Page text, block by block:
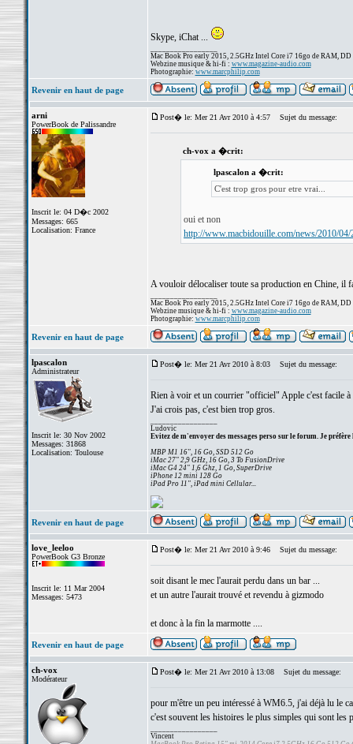
Skype, iChat ...
Mac Book Pro early 2015, 2.5GHz Intel Core i7 16go de RAM, DD
Webzine musique & hi-fi : www.magazine-audio.com
Photographie: www.marcphilip.com
Revenir en haut de page
arni
PowerBook de Palissandre
Inscrit le: 04 D�c 2002
Messages: 665
Localisation: France
Post� le: Mer 21 Avr 2010 à 4:57 Sujet du message:
ch-vox a �crit:
lpascalon a �crit:
C'est trop gros pour etre vrai...
oui et non
http://www.macbidouille.com/news/2010/
A vouloir délocaliser toute sa production en Chine, il
Mac Book Pro early 2015, 2.5GHz Intel Core i7 16go de RAM, DD
Webzine musique & hi-fi : www.magazine-audio.com
Photographie: www.marcphilip.com
Revenir en haut de page
lpascalon
Administrateur
Inscrit le: 30 Nov 2002
Messages: 31868
Localisation: Toulouse
Post� le: Mer 21 Avr 2010 à 8:03 Sujet du message:
Rien à voir et un courrier "officiel" Apple c'est facile à
J'ai crois pas, c'est bien trop gros.
Ludovic
Evitez de m'envoyer des messages perso sur le forum. Je préfère
MBP M1 16", 16 Go, SSD 512 Go
iMac 27" 2,9 GHz, 16 Go, 3 To FusionDrive
iMac G4 24" 1,6 Ghz, 1 Go, SuperDrive
iPhone 12 mini 128 Go
iPad Pro 11", iPad mini Cellular...
Revenir en haut de page
love_leeloo
PowerBook G3 Bronze
Inscrit le: 11 Mar 2004
Messages: 5473
Post� le: Mer 21 Avr 2010 à 9:46 Sujet du message:
soit disant le mec l'aurait perdu dans un bar ...
et un autre l'aurait trouvé et revendu à gizmodo
et donc à la fin la marmotte ....
Revenir en haut de page
ch-vox
Modérateur
Post� le: Mer 21 Avr 2010 à 13:08 Sujet du message:
pour m'être un peu intéressé à WM6.5, j'ai déjà lu le
c'est souvent les histoires le plus simples qui sont les
Vincent